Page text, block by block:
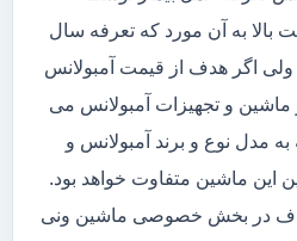
بالا به آن مورد که تعرفه سال
ولی اگر هدف از قیمت آمبولانس
و تجهیزات آمبولانس می
به مدل نوع و برند آمبولانس و
این ماشین متفاوت خواهد بود.
هدف در بخش خصوصی ماشین ونی